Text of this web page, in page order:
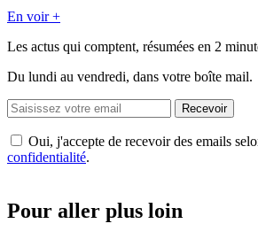
En voir +
Les actus qui comptent, résumées en 2
Du lundi au vendredi, dans votre boîte mail.
Recevoir
Oui, j'accepte de recevoir des emails
confidentialité.
Pour aller plus loin